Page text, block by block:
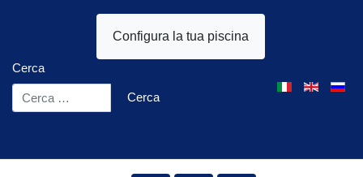
Configura la tua piscina
Cerca
Cerca
Seleziona la tua